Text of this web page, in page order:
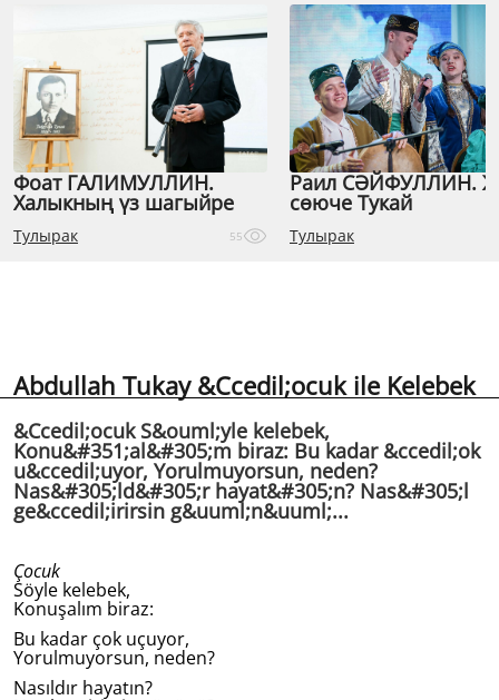
Фоат ГАЛИМУЛЛИН.
Халыкның үз шагыйре
Тулырак 55
Раил СӘЙФУЛЛИН.
сөюче Тукай
Тулырак
Abdullah Tukay &Ccedil;ocuk ile Kelebek
&Ccedil;ocuk S&ouml;yle kelebek,
Konu&#351;al&#305;m biraz: Bu kadar &ccedil;ok
u&ccedil;uyor, Yorulmuyorsun, neden?
Nas&#305;ld&#305;r hayat&#305;n? Nas&#305;l
ge&ccedil;irirsin g&uuml;n&uuml;...
Çocuk
Söyle kelebek,
Konuşalım biraz:
Bu kadar çok uçuyor,
Yorulmuyorsun, neden?
Nasıldır hayatın?